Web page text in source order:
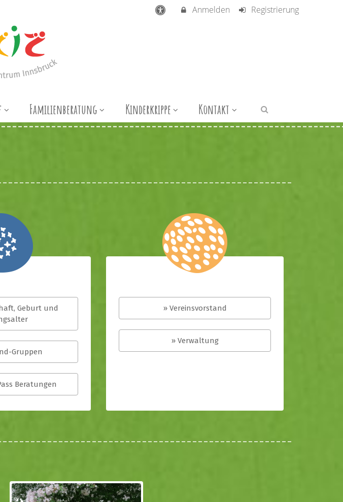
Anmelden Registrierung
Familienberatung Kinderkrippe Kontakt
Geburt und
Gruppen
Beratungen
» Vereinsvorstand
» Verwaltung